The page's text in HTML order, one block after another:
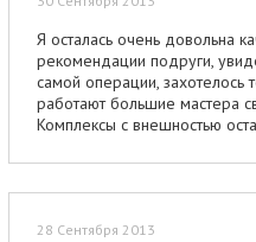
Я осталась очень довольна
рекомендации подруги,
самой операции,
работают большие мастера
Комплексы с внешностью
28 Сентября 2013